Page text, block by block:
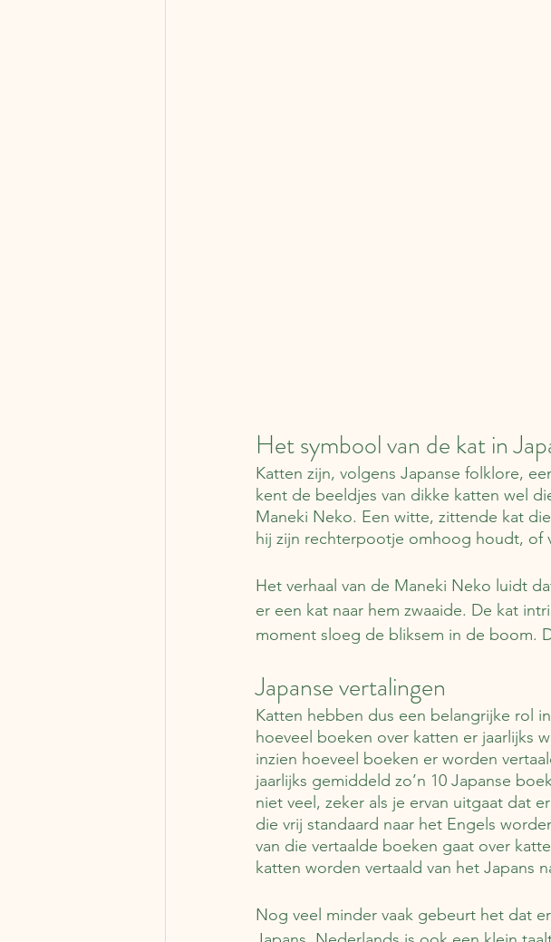
Het symbool van de kat in
Katten zijn, volgens Japanse folklore,
kent de beeldjes van dikke katten wel
Maneki Neko. Een witte, zittende kat
hij zijn rechterpootje omhoog houdt, of
Het verhaal van de Maneki Neko luidt
er een kat naar hem zwaaide. De kat
moment sloeg de bliksem in de boom.
Japanse vertalingen
Katten hebben dus een belangrijke rol
hoeveel boeken over katten er jaarlijks
inzien hoeveel boeken er worden
jaarlijks gemiddeld zo’n 10 Japanse
niet veel, zeker als je ervan uitgaat dat
die vrij standaard naar het Engels
van die vertaalde boeken gaat over
katten worden vertaald van het Japans
Nog veel minder vaak gebeurt het dat